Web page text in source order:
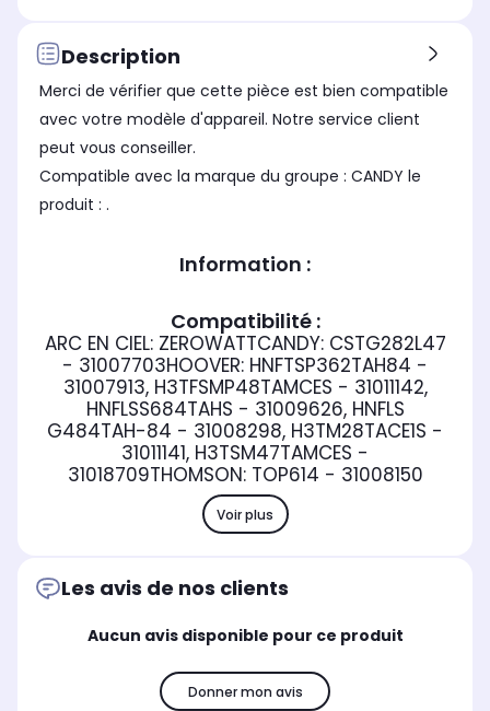
Description
Merci de vérifier que cette pièce est bien compatible
avec votre modèle d'appareil. Notre service client
peut vous conseiller.
Compatible avec la marque du groupe : CANDY le
produit : .
Information :
Compatibilité :
ARC EN CIEL: ZEROWATTCANDY: CSTG282L47
- 31007703HOOVER: HNFTSP362TAH84 -
31007913, H3TFSMP48TAMCES - 31011142,
HNFLSS684TAHS - 31009626, HNFLS
G484TAH-84 - 31008298, H3TM28TACE1S -
31011141, H3TSM47TAMCES -
31018709THOMSON: TOP614 - 31008150
Voir plus
Les avis de nos clients
Aucun avis disponible pour ce produit
Donner mon avis